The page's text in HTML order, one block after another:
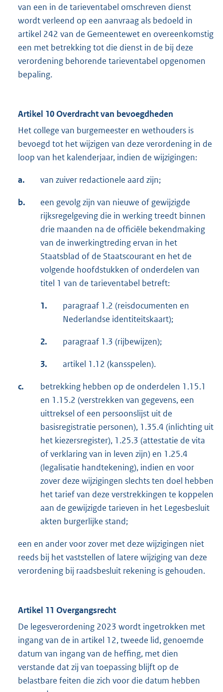
van een in de tarieventabel omschreven dienst
wordt verleend op een aanvraag als bedoeld in
artikel 242 van de Gemeentewet en overeenkomstig
een met betrekking tot die dienst in de bij deze
verordening behorende tarieventabel opgenomen
bepaling.
Artikel 10 Overdracht van bevoegdheden
Het college van burgemeester en wethouders is
bevoegd tot het wijzigen van deze verordening in de
loop van het kalenderjaar, indien de wijzigingen:
a. van zuiver redactionele aard zijn;
b.
een gevolg zijn van nieuwe of gewijzigde
rijksregelgeving die in werking treedt binnen
drie maanden na de officiële bekendmaking
van de inwerkingtreding ervan in het
Staatsblad of de Staatscourant en het de
volgende hoofdstukken of onderdelen van
titel 1 van de tarieventabel betreft:
1.
paragraaf 1.2 (reisdocumenten en
Nederlandse identiteitskaart);
2. paragraaf 1.3 (rijbewijzen);
3. artikel 1.12 (kansspelen).
c.
betrekking hebben op de onderdelen 1.15.1
en 1.15.2 (verstrekken van gegevens, een
uittreksel of een persoonslijst uit de
basisregistratie personen), 1.35.4 (inlichting uit
het kiezersregister), 1.25.3 (attestatie de vita
of verklaring van in leven zijn) en 1.25.4
(legalisatie handtekening), indien en voor
zover deze wijzigingen slechts ten doel hebben
het tarief van deze verstrekkingen te koppelen
aan de gewijzigde tarieven in het Legesbesluit
akten burgerlijke stand;
een en ander voor zover met deze wijzigingen niet
reeds bij het vaststellen of latere wijziging van deze
verordening bij raadsbesluit rekening is gehouden.
Artikel 11 Overgangsrecht
De legesverordening 2023 wordt ingetrokken met
ingang van de in artikel 12, tweede lid, genoemde
datum van ingang van de heffing, met dien
verstande dat zij van toepassing blijft op de
belastbare feiten die zich voor die datum hebben